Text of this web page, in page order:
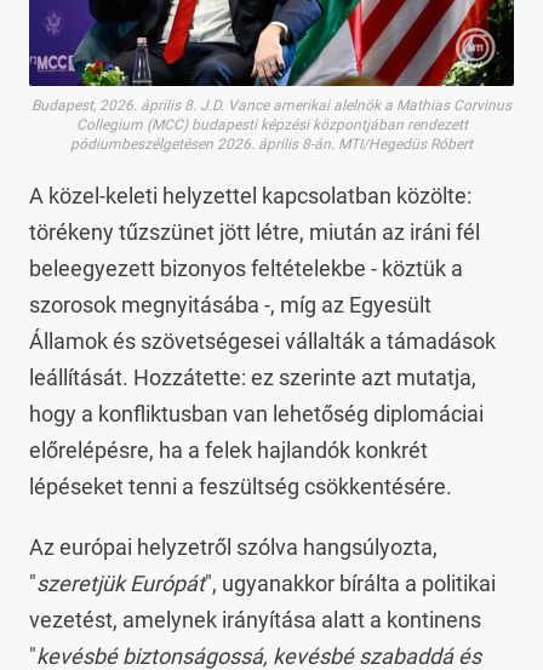
Budapest, 2026. április 8. J.D. Vance amerikai alelnök a Mathias Corvinus
Collegium (MCC) budapesti képzési központjában rendezett
pódiumbeszélgetésen 2026. április 8-án. MTI/Hegedüs Róbert
A közel-keleti helyzettel kapcsolatban közölte:
törékeny tűzszünet jött létre, miután az iráni fél
beleegyezett bizonyos feltételekbe - köztük a
szorosok megnyitásába -, míg az Egyesült
Államok és szövetségesei vállalták a támadások
leállítását. Hozzátette: ez szerinte azt mutatja,
hogy a konfliktusban van lehetőség diplomáciai
előrelépésre, ha a felek hajlandók konkrét
lépéseket tenni a feszültség csökkentésére.
Az európai helyzetről szólva hangsúlyozta,
"szeretjük Európát", ugyanakkor bírálta a politikai
vezetést, amelynek irányítása alatt a kontinens
"kevésbé biztonságossá, kevésbé szabaddá és